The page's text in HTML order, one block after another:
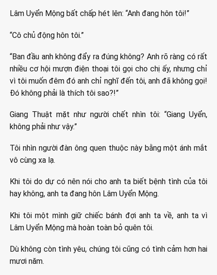
Lâm Uyển Mộng bất chấp hét lên: “Anh đang hôn tôi!”
“Cô chủ động hôn tôi.”
“Ban đầu anh không đẩy ra đúng không? Anh rõ ràng có rất
nhiều cơ hội mượn điện thoại tôi gọi cho chị ấy, nhưng chỉ
vì tôi muốn đêm đó anh chỉ nghĩ đến tôi, anh đã không gọi!
Đó không phải là thích tôi sao?!”
Giang Thuật mặt như người chết nhìn tôi: “Giang Uyển,
không phải như vậy.”
Tôi nhìn người đàn ông quen thuộc này bằng một ánh mắt
vô cùng xa lạ.
Khi tôi do dự có nên nói cho anh ta biết bệnh tình của tôi
hay không, anh ta đang hôn Lâm Uyển Mộng.
Khi tôi một mình giữ chiếc bánh đợi anh ta về, anh ta vì
Lâm Uyển Mộng mà hoàn toàn bỏ quên tôi.
Dù không còn tình yêu, chúng tôi cũng có tình cảm hơn hai
mươi năm.